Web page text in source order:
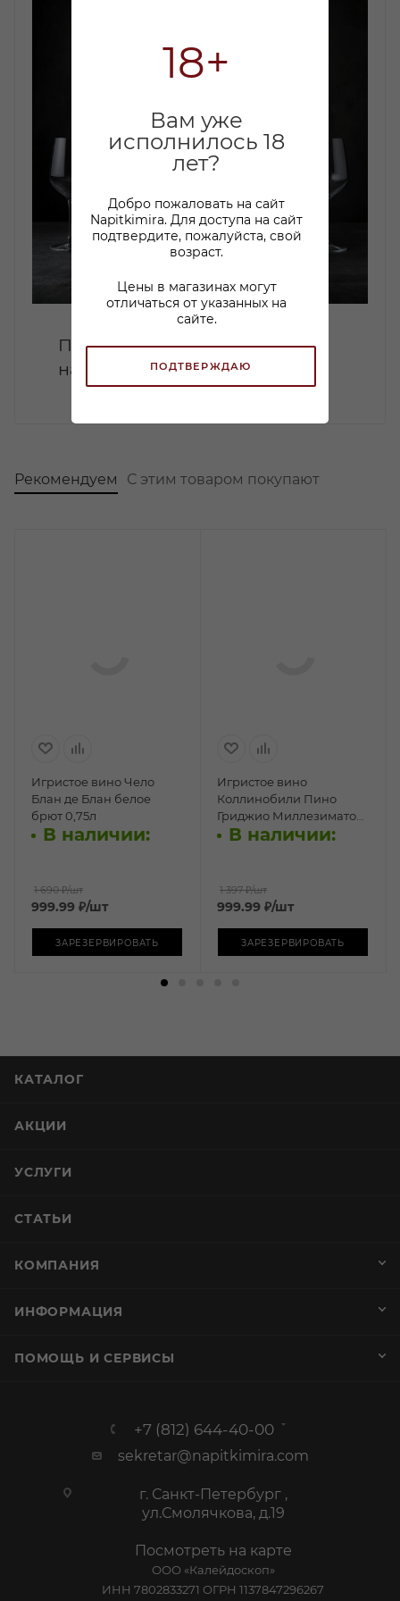
18+
Вам уже
исполнилось 18
лет?
Добро пожаловать на сайт
Napitkimira. Для доступа на сайт
подтвердите, пожалуйста, свой
возраст.
Цены в магазинах могут
отличаться от указанных на
сайте.
ПОДТВЕРЖДАЮ
Петнаты: Искусство создания
натурального игристого вина
Рекомендуем С этим товаром покупают
Игристое вино Чело
Блан де Блан белое
брют 0,75л
В наличии:
1 690 ₽/шт
999.99 ₽/шт
ЗАРЕЗЕРВИРОВАТЬ
Игристое вино
Коллинобили Пино
Гриджио Миллезимато
белое брют 0,75л
В наличии:
1 397 ₽/шт
999.99 ₽/шт
ЗАРЕЗЕРВИРОВАТЬ
КАТАЛОГ
АКЦИИ
УСЛУГИ
СТАТЬИ
КОМПАНИЯ
ИНФОРМАЦИЯ
ПОМОЩЬ И СЕРВИСЫ
+7 (812) 644-40-00
sekretar@napitkimira.com
г. Санкт-Петербург ,
ул.Смолячкова, д.19
Посмотреть на карте
ООО «Калейдоскоп»
ИНН 7802833271 ОГРН 1137847296267